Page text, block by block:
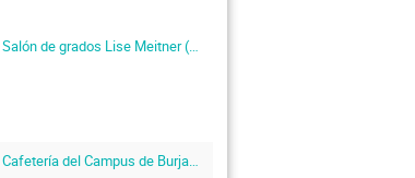
Salón de grados Lise Meitner (Facultat de Física)
Cafetería del Campus de Burjassot